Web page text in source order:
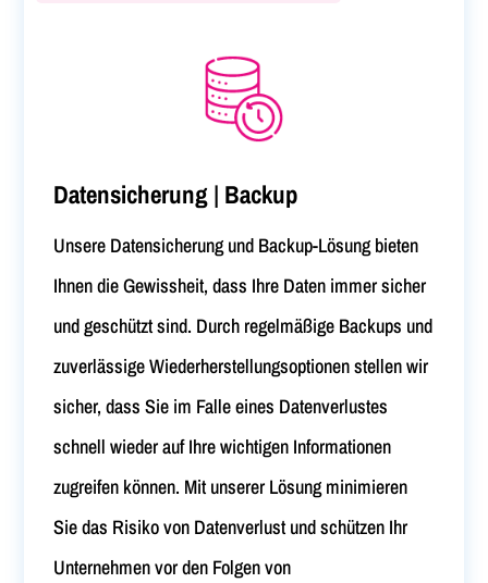
Datensicherung | Backup
Unsere Datensicherung und Backup-Lösung bieten
Ihnen die Gewissheit, dass Ihre Daten immer sicher
und geschützt sind. Durch regelmäßige Backups und
zuverlässige Wiederherstellungsoptionen stellen wir
sicher, dass Sie im Falle eines Datenverlustes
schnell wieder auf Ihre wichtigen Informationen
zugreifen können. Mit unserer Lösung minimieren
Sie das Risiko von Datenverlust und schützen Ihr
Unternehmen vor den Folgen von